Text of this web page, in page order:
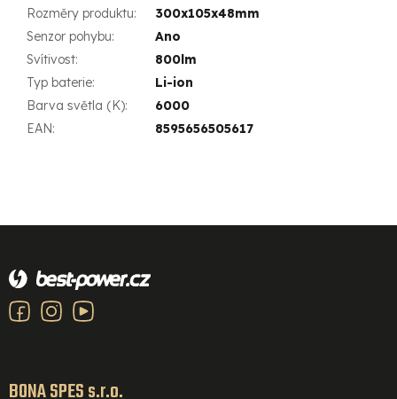
Rozměry produktu:
300x105x48mm
Senzor pohybu:
Ano
Svítivost:
800lm
Typ baterie:
Li-ion
Barva světla (K):
6000
EAN: 8595656505617
á
a
BONA SPES s.r.o.